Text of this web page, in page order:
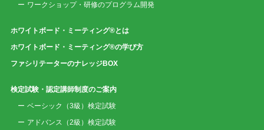
ワークショップ・研修のプログラム開発
ホワイトボード・ミーティング®とは
ホワイトボード・ミーティング®の学び方
ファシリテーターのナレッジBOX
検定試験・認定講師制度のご案内
ベーシック（3級）検定試験
アドバンス（2級）検定試験